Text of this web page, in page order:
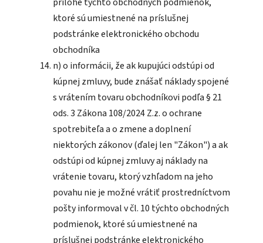
ktoré sú umiestnené na príslušnej
podstránke elektronického obchodu
obchodníka
n) o informácii, že ak kupujúci odstúpi od
kúpnej zmluvy, bude znášať náklady spojené
s vrátením tovaru obchodníkovi podľa § 21
ods. 3 Zákona 108/2024 Z.z. o ochrane
spotrebiteľa a o zmene a doplnení
niektorých zákonov (ďalej len "Zákon") a ak
odstúpi od kúpnej zmluvy aj náklady na
vrátenie tovaru, ktorý vzhľadom na jeho
povahu nie je možné vrátiť prostredníctvom
pošty informoval v čl. 10 týchto obchodných
podmienok, ktoré sú umiestnené na
príslušnej podstránke elektronického